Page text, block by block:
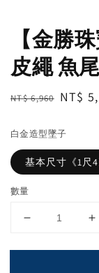
【金勝
皮繩 魚
Regular
NT$ 6,960 Sale
NT$
白金造型墜子
基本尺寸《1尺4
數量